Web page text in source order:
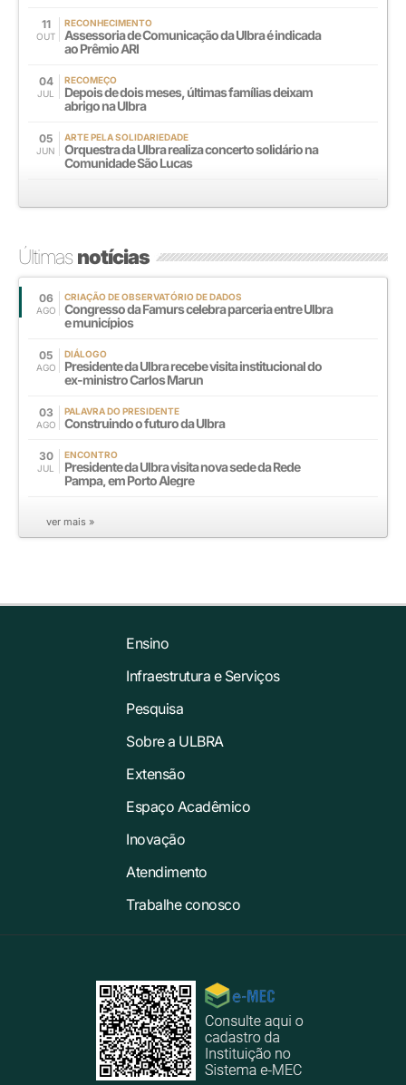
11
OUT
RECONHECIMENTO
Assessoria de Comunicação da Ulbra é indicada
ao Prêmio ARI
04
JUL
RECOMEÇO
Depois de dois meses, últimas famílias deixam
abrigo na Ulbra
05
JUN
ARTE PELA SOLIDARIEDADE
Orquestra da Ulbra realiza concerto solidário na
Comunidade São Lucas
Últimasnotícias
06
AGO
CRIAÇÃO DE OBSERVATÓRIO DE DADOS
Congresso da Famurs celebra parceria entre Ulbra
e municípios
05
AGO
DIÁLOGO
Presidente da Ulbra recebe visita institucional do
ex-ministro Carlos Marun
03
AGO
PALAVRA DO PRESIDENTE
Construindo o futuro da Ulbra
30
JUL
ENCONTRO
Presidente da Ulbra visita nova sede da Rede
Pampa, em Porto Alegre
ver mais »
Ensino
Infraestrutura e Serviços
Pesquisa
Sobre a ULBRA
Extensão
Espaço Acadêmico
Inovação
Atendimento
Trabalhe conosco